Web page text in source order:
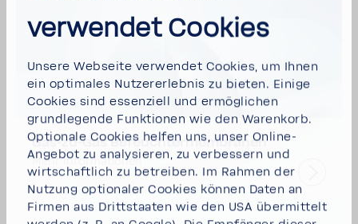
verwendet Cookies
Unsere Webseite verwendet Cookies, um Ihnen
ein optimales Nutzererlebnis zu bieten. Einige
Cookies sind essenziell und ermöglichen
grundlegende Funktionen wie den Warenkorb.
Optionale Cookies helfen uns, unser Online-
Angebot zu analysieren, zu verbessern und
wirtschaftlich zu betreiben. Im Rahmen der
Nutzung optionaler Cookies können Daten an
Firmen aus Drittstaaten wie den USA übermittelt
Gas-zu-Gas Befeuchtermembranen
Mehr Informationen